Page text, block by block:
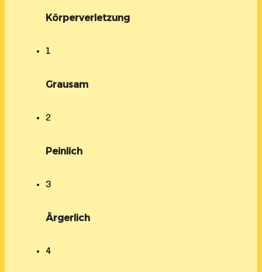
Körperverletzung
1
Grausam
2
Peinlich
3
Ärgerlich
4